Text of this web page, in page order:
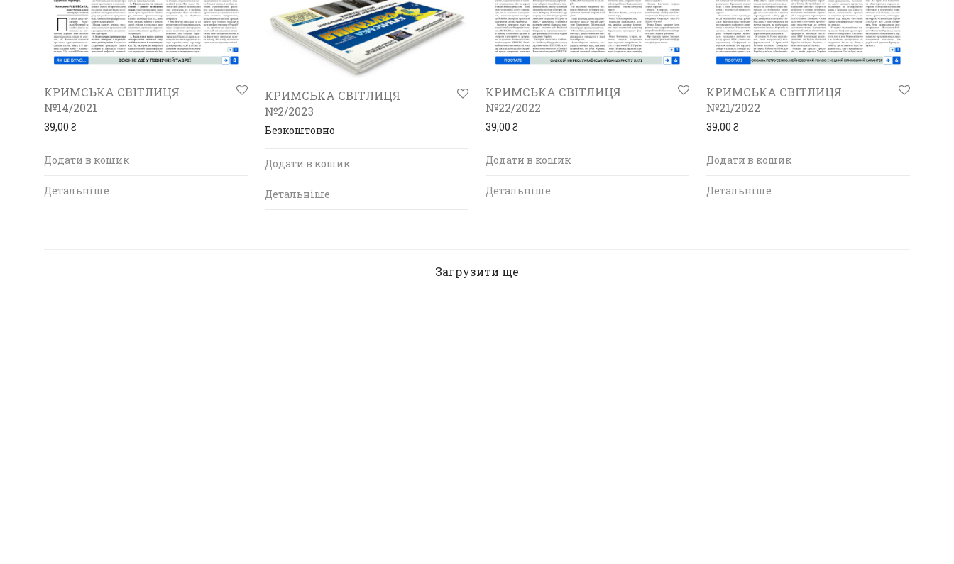
КРИМСЬКА СВІТЛИЦЯ
№14/2021
39,00 ₴
Додати в кошик
Детальніше
КРИМСЬКА СВІТЛИЦЯ
№2/2023
Безкоштовно
Додати в кошик
Детальніше
КРИМСЬКА СВІТЛИЦЯ
№22/2022
39,00 ₴
Додати в кошик
Детальніше
КРИМСЬКА СВІТЛИЦЯ
№21/2022
39,00 ₴
Додати в кошик
Детальніше
Загрузити ще